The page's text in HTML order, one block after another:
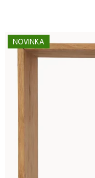
NOVINKA